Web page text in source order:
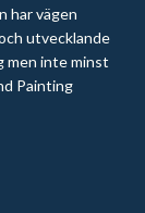
har vägen
utvecklande
men inte minst
Painting